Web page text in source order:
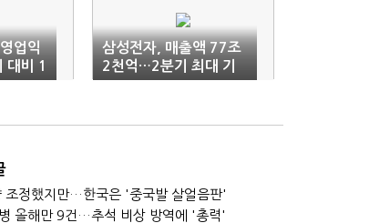
업익
대비 1
삼성전자, 매출액 77조
2천억…2분기 최대 기
록(1보)
조정했지만…한국은 '중국발 살얼음판'
올해만 9건…추석 비상 방역에 '총력'